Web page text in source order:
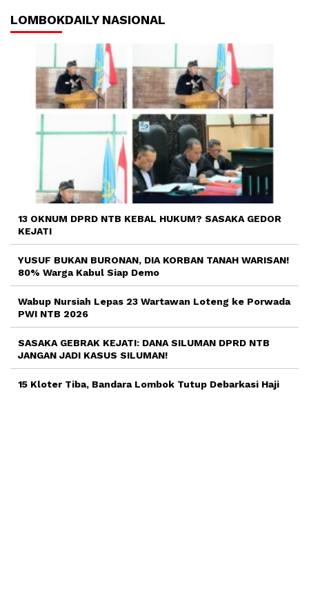
LOMBOKDAILY NASIONAL
13 OKNUM DPRD NTB KEBAL HUKUM? SASAKA GEDOR
KEJATI
YUSUF BUKAN BURONAN, DIA KORBAN TANAH WARISAN!
80% Warga Kabul Siap Demo
Wabup Nursiah Lepas 23 Wartawan Loteng ke Porwada
PWI NTB 2026
SASAKA GEBRAK KEJATI: DANA SILUMAN DPRD NTB
JANGAN JADI KASUS SILUMAN!
15 Kloter Tiba, Bandara Lombok Tutup Debarkasi Haji